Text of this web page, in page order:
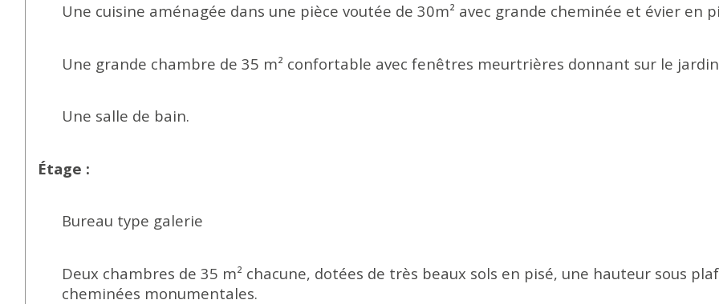
Une cuisine aménagée dans une pièce voutée de 30m² avec grande cheminée et évier en
Une grande chambre de 35 m² confortable avec fenêtres meurtrières donnant sur le
Une salle de bain.
Étage :
Bureau type galerie
Deux chambres de 35 m² chacune, dotées de très beaux sols en pisé, une hauteur sous
cheminées monumentales.